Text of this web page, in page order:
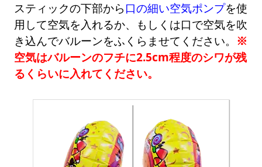
スティックの下部から 口の細い空気ポンプを使
用して空気を入れるか、もしくは口で空気を吹
き込んでバルーンをふくらませてください。 ※
空気はバルーンのフチに2.5cm程度のシワが残
るくらいに入れてください。